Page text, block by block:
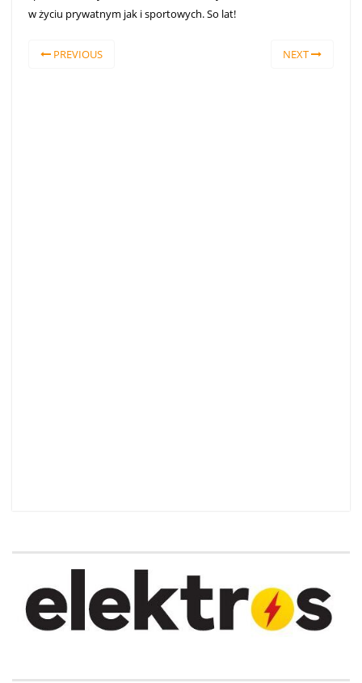
w życiu prywatnym jak i sportowych. So lat!
PREVIOUS NEXT